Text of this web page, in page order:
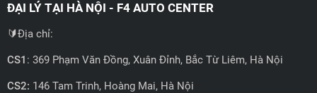
ĐẠI LÝ TẠI HÀ NỘI - F4 AUTO CENTER
🔰Địa chỉ:
CS1 : 369 Phạm Văn Đồng, Xuân Đỉnh, Bắc Từ Liêm, Hà Nội
CS2: 146 Tam Trinh, Hoàng Mai, Hà Nội